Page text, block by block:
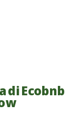
di Ecobnb